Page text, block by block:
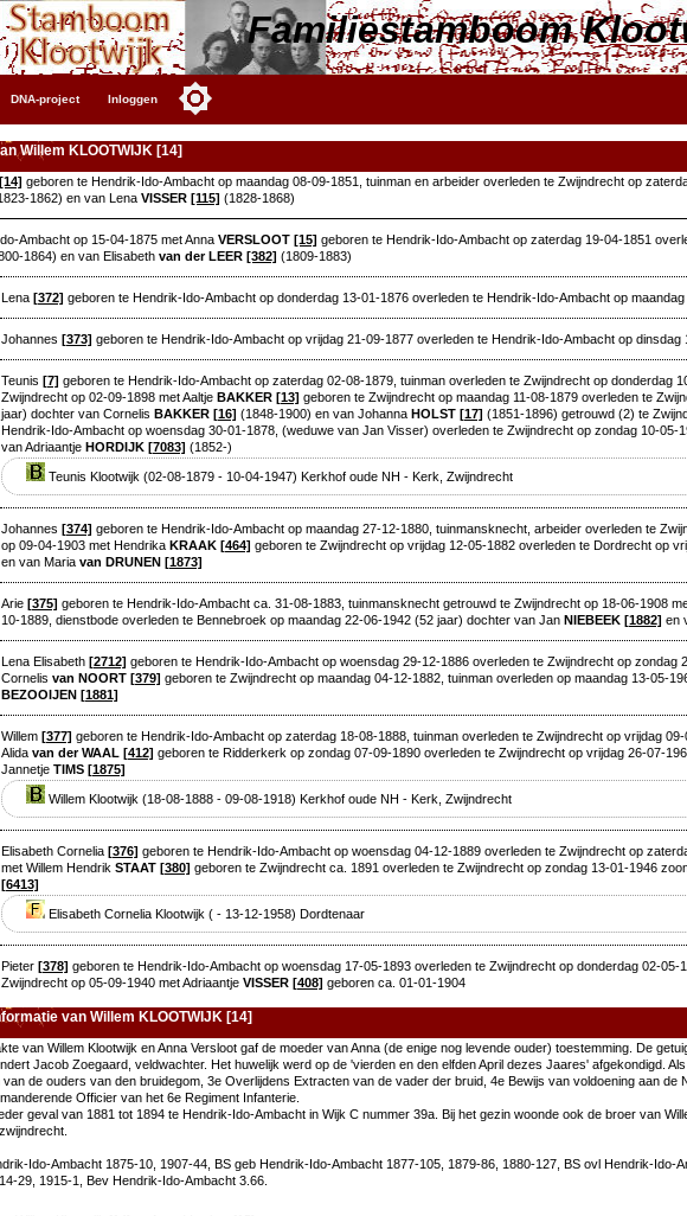
Familiestamboom
DNA-project Inloggen
Willem KLOOTWIJK [14]
[14] geboren te Hendrik-Ido-Ambacht op maandag 08-09-1851, tuinman en arbeider overleden te Zwijndrecht op
1862) en van LenaVISSER [115] (1828-1868)
Ambacht op 15-04-1875 met AnnaVERSLOOT [15] geboren te Hendrik-Ido-Ambacht op zaterdag 19-04-1851
1864) en van Elisabethvan der LEER [382] (1809-1883)
Lena [372] geboren te Hendrik-Ido-Ambacht op donderdag 13-01-1876 overleden te Hendrik-Ido-Ambacht op
Johannes [373] geboren te Hendrik-Ido-Ambacht op vrijdag 21-09-1877 overleden te Hendrik-Ido-Ambacht op dinsdag
Teunis [7] geboren te Hendrik-Ido-Ambacht op zaterdag 02-08-1879, tuinman overleden te Zwijndrecht op donderdag
Zwijndrecht op 02-09-1898 met Aaltje BAKKER [13] geboren te Zwijndrecht op maandag 11-08-1879 overleden te
jaar) dochter van Cornelis BAKKER [16] (1848-1900) en van Johanna HOLST [17] (1851-1896) getrouwd (2) te
Hendrik-Ido-Ambacht op woensdag 30-01-1878, (weduwe van Jan Visser) overleden te Zwijndrecht op zondag 10-05-
van Adriaantje HORDIJK [7083] (1852-)
Teunis Klootwijk (02-08-1879 - 10-04-1947) Kerkhof oude NH - Kerk, Zwijndrecht
Johannes [374] geboren te Hendrik-Ido-Ambacht op maandag 27-12-1880, tuinmansknecht, arbeider overleden te
op 09-04-1903 met Hendrika KRAAK [464] geboren te Zwijndrecht op vrijdag 12-05-1882 overleden te Dordrecht op
en van Maria van DRUNEN [1873]
Arie [375] geboren te Hendrik-Ido-Ambacht ca. 31-08-1883, tuinmansknecht getrouwd te Zwijndrecht op 18-06-1908
10-1889, dienstbode overleden te Bennebroek op maandag 22-06-1942 (52 jaar) dochter van Jan NIEBEEK [1882] en
Lena Elisabeth [2712] geboren te Hendrik-Ido-Ambacht op woensdag 29-12-1886 overleden te Zwijndrecht op
Cornelis van NOORT [379] geboren te Zwijndrecht op maandag 04-12-1882, tuinman overleden op maandag 13-05-
BEZOOIJEN [1881]
Willem [377] geboren te Hendrik-Ido-Ambacht op zaterdag 18-08-1888, tuinman overleden te Zwijndrecht op vrijdag
Alida van der WAAL [412] geboren te Ridderkerk op zondag 07-09-1890 overleden te Zwijndrecht op vrijdag 26-07-
Jannetje TIMS [1875]
Willem Klootwijk (18-08-1888 - 09-08-1918) Kerkhof oude NH - Kerk, Zwijndrecht
Elisabeth Cornelia [376] geboren te Hendrik-Ido-Ambacht op woensdag 04-12-1889 overleden te Zwijndrecht op
met Willem Hendrik STAAT [380] geboren te Zwijndrecht ca. 1891 overleden te Zwijndrecht op zondag 13-01-1946
[6413]
Elisabeth Cornelia Klootwijk ( - 13-12-1958) Dordtenaar
Pieter [378] geboren te Hendrik-Ido-Ambacht op woensdag 17-05-1893 overleden te Zwijndrecht op donderdag 02-05-
Zwijndrecht op 05-09-1940 met Adriaantje VISSER [408] geboren ca. 01-01-1904
van Willem KLOOTWIJK [14]
van Willem Klootwijk en Anna Versloot gaf de moeder van Anna (de enige nog levende ouder) toestemming. De
Jacob Zoegaard, veldwachter. Het huwelijk werd op de 'vierden en den elfden April dezes Jaares' afgekondigd.
de ouders van den bruidegom, 3e Overlijdens Extracten van de vader der bruid, 4e Bewijs van voldoening aan de
Officier van het 6e Regiment Infanterie.
geval van 1881 tot 1894 te Hendrik-Ido-Ambacht in Wijk C nummer 39a. Bij het gezin woonde ook de broer van
Ido-Ambacht 1875-10, 1907-44, BS geb Hendrik-Ido-Ambacht 1877-105, 1879-86, 1880-127, BS ovl Hendrik-Ido-
29, 1915-1, Bev Hendrik-Ido-Ambacht 3.66.